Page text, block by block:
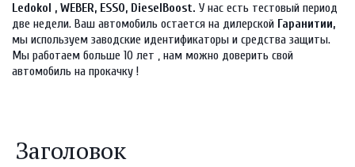
Ledokol , WEBER, ESSO, DieselBoost. У нас есть тестовый период
две недели. Ваш автомобиль остается на дилерской
Гаранитии,
мы используем заводские идентификаторы и средства защиты.
Мы работаем больше 10 лет , нам можно доверить свой
автомобиль на прокачку !
Заголовок